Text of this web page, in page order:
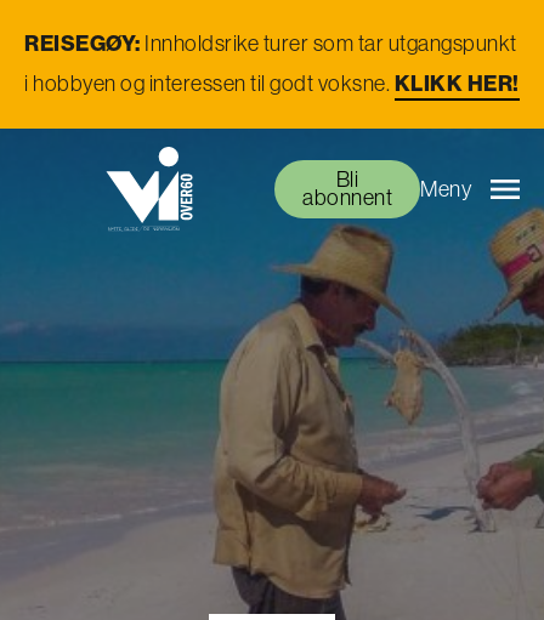
REISEGØY: Innholdsrike turer som tar utgangspunkt
i hobbyen og interessen til godt voksne. KLIKK HER!
Bli
abonnent Meny